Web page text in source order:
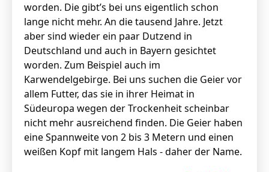
worden. Die gibt’s bei uns eigentlich schon
lange nicht mehr. An die tausend Jahre. Jetzt
aber sind wieder ein paar Dutzend in
Deutschland und auch in Bayern gesichtet
worden. Zum Beispiel auch im
Karwendelgebirge. Bei uns suchen die Geier vor
allem Futter, das sie in ihrer Heimat in
Südeuropa wegen der Trockenheit scheinbar
nicht mehr ausreichend finden. Die Geier haben
eine Spannweite von 2 bis 3 Metern und einen
weißen Kopf mit langem Hals - daher der Name.